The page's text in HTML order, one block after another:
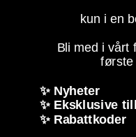
kun i en
Bli med i vårt
første
✨ Nyheter
✨ Eksklusive
✨ Rabattkoder